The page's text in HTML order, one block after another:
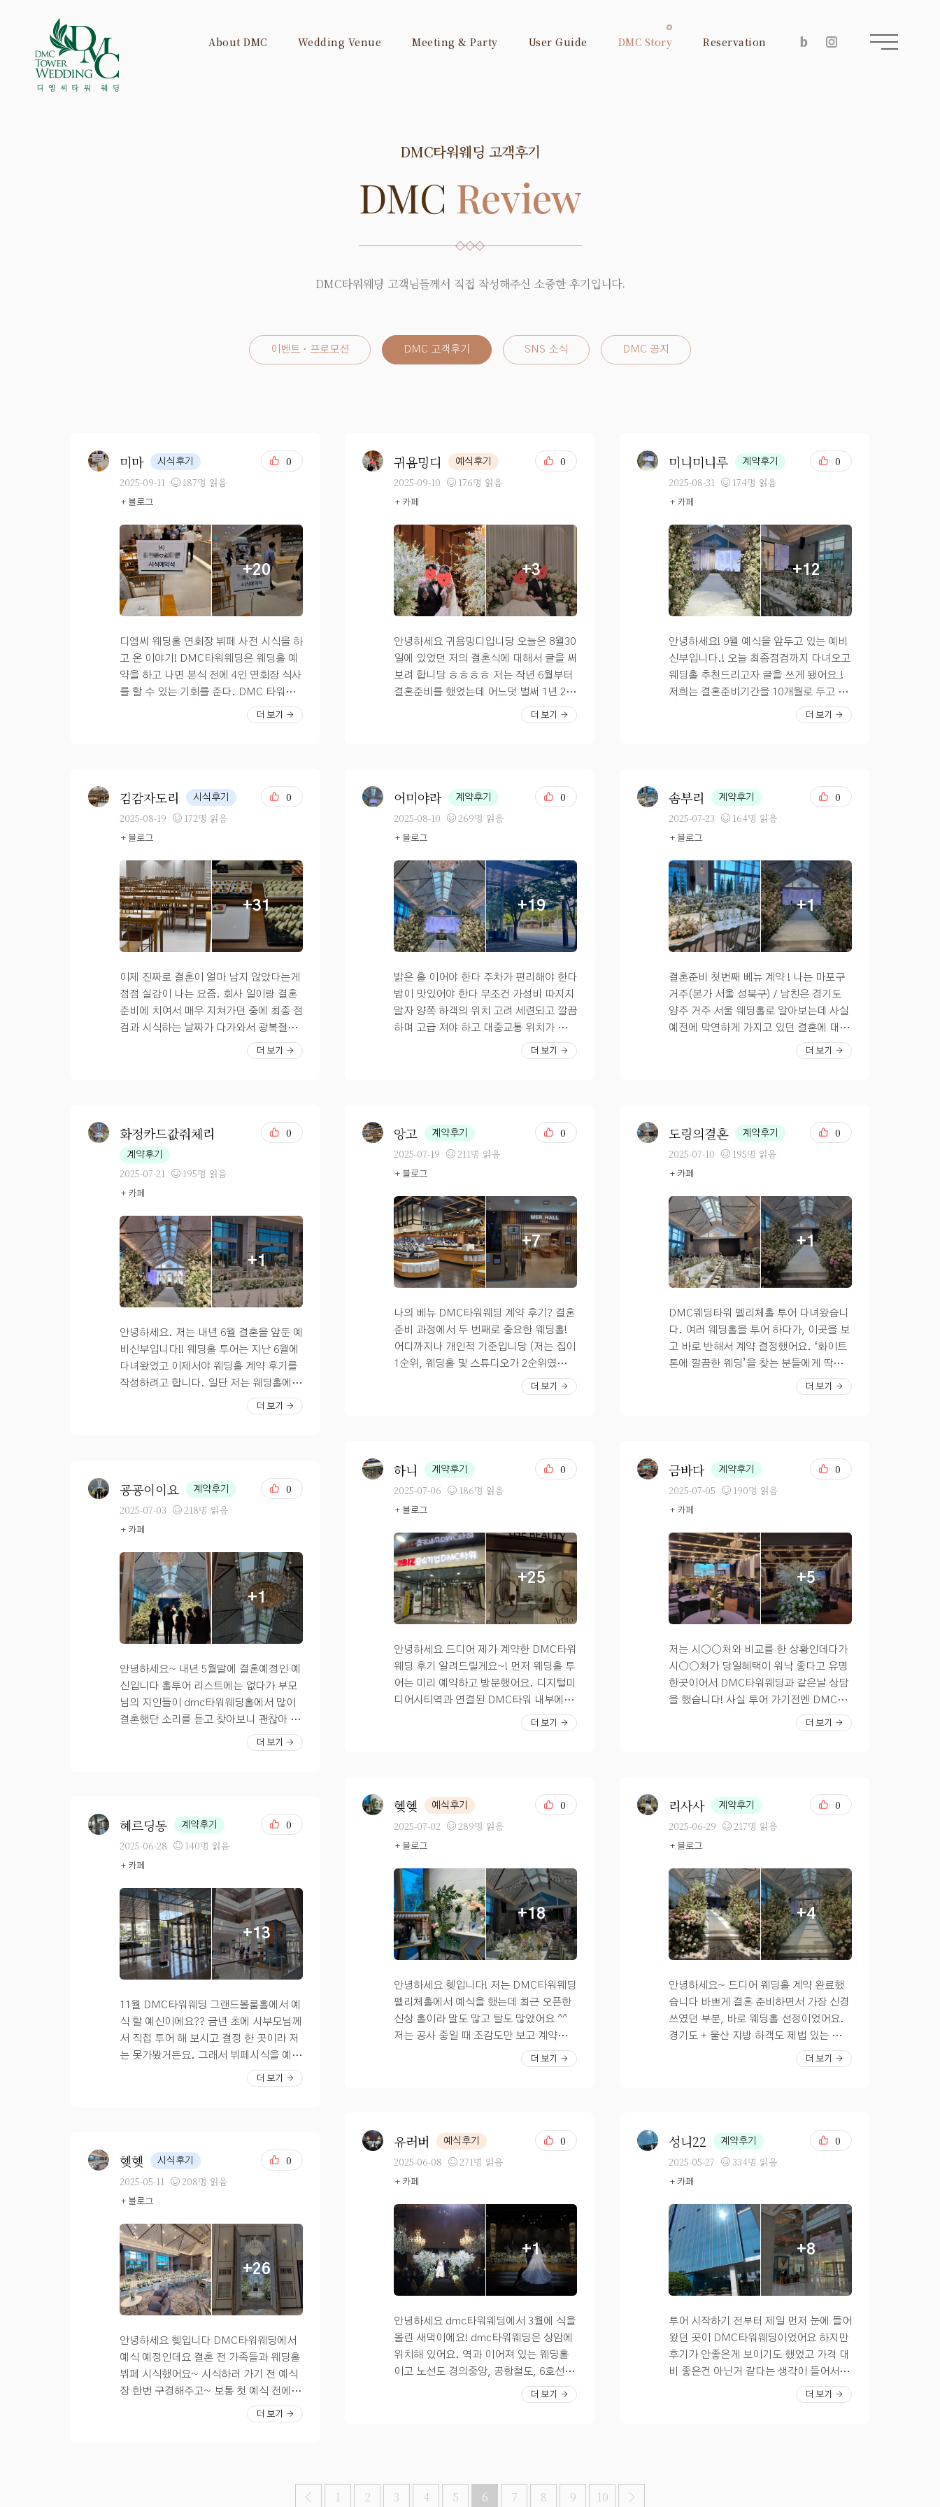
About DMC Wedding Venue Meeting & Party User Guide DMC Story Reservation
DMC타워웨딩 고객후기
DMC Review
DMC타워웨딩 고객님들께서 직접 작성해주신 소중한 후기입니다.
이벤트 · 프로모션 DMC 고객후기 SNS 소식 DMC 공지
미마 시식후기
2025-09-11 187명 읽음
+ 블로그
0
+20
디엠씨 웨딩홀 연회장 뷔페 사전 시식을 하
고 온 이야기! DMC타워웨딩은 웨딩홀 예
약을 하고 나면 본식 전에 4인 연회장 식사
를 할 수 있는 기회를 준다. DMC 타워웨
딩은 연회장이 총 2개로 나뉘어져 있고 사
전 시식은 무조건 오전 10시 30분으로 시
계산실에서 8만원 추가 요금을 내면 먹을
랑 신부 이름으로 예약석을 표시해놓은 테
이블로 안내 받을 수 있었다. 10시 30분이
지만 다이어트 중이었던 예비 신부는 배가
너무 고팠다. ?바로 접시 꽉 채워서 첫 스
타트 시작해버리기 한식, 양식, 중식, 일
식, 디저트 음식 종류가 너무 많아서 하나
씩 다 먹어보고 싶었는데 배가 너무 불러서
실패했다. 아무래도 10시 30분이면 연회
뜻한 온도 유지가 잘 되어 있어서 전체적으
로 맛은 만족스러웠다. DMC타워웨딩 연
회장 시식 할 때 식사를 다 마친 후에는 입
장할 때 받은 설문지에 아쉬운 점과 좋았던
점을 작성해서 제출하면 된다. 엄마는 도
가니탕이 제일 맛있었다고 했고 나는 회 종
었었고 나도 하객으로 왔을 때 음식 괜찮네
라는 생각을 했었기 때문에 다 맛있어서 더
못 먹는게 너무 아쉬웠다. 그래도 몇 가지
단점은 있는데 첫 번째는 커피가 없다. 엄
마가 식사 끝나고 커피 마시고 싶은데~ 해
을 이용해야 한다는 말을 들었다. 디저트
도 떡이랑 빵이랑 마카롱이랑 잔뜩 있는데
이걸 커피 없이 먹는게 너무너무 아쉬웠
다. 두 번째는 과일이 껍질 째 나온다. 키
위가 동그랗게 잘린 채로 나와서 엄마가 이
봤는데 못 먹겠다면서 뱉으셨는데 직원한
테 물어보니 웃으면서 원래 껍질 째 드시는
거에요. 라고 대답했다. 살면서 키위 껍질
째 먹는다는 소리 처음 들어봐서 당황.. 그
렇다고 키위가 반씩 잘려서 수저로 퍼먹는
형태도 아니고 대단히 먹기 곤란하고 불편
는 투썸 가서 커피 따로 먹었다. 디엠씨 웨
딩홀 연회장 시식을 해본 결과 음식 가지수
가 많고 맛은 있었다. 연회장도 웨딩홀 1팀
당 1개씩 사용할 수 있도록 분리되어 있어
커피가 없는 점은 아쉬웠지만, 내가 커피
를 좋아하지 않다보니 웨딩홀 고르는 기준
에 이런 부분을 신경쓰지 못한 게 좀 아쉬
웠다. DMC 타워웨딩이 예식장 위치, 주
차, 음식, 가격 다 좋은데 진짜 단 하나의
글을 보는 사람들은 꼭 참고해서 웨딩홀을
고르면 좋을 것 같다!? 내돈내산 상암 DC
M 타워웨딩 연회장 시식 후기 끝!
더 보기
귀욤밍디 예식후기
2025-09-10 176명 읽음
+ 카페
0
+3
안녕하세요 귀욤밍디입니당 오늘은 8월30
일에 있었던 저의 결혼식에 대해서 글을 써
보려 합니당 ㅎㅎㅎㅎ 저는 작년 6월부터
결혼준비를 했었는데 어느덧 벌써 1년 2개
월이 후딱 가버렸네요 신기합니다 ㅎㅎㅎ
ㅎㅎ 결혼식날 언제오나!~~~ 했는데 오
들도 많이 오는 메이크업 샵이고 화장이 안
떠요!!! 드레스는 디아일에서 했는데, 잔잔
비즈, 화려한것, 독특한것 레이스 실크까
지 다양했으요 식장 DMC타워웨딩홀에서
했는데 정말 음식도 주차도 홀까지 좋았다
고 다들 칭찬이 자자했어요~~ 전문사회자
분도 좋았고, 이모님도 좋았고, 플래너님
도 잘만나서 좋았어요~~ 결혼식 당일날
비가 왔었는데, 딱 제 식전에 멈췄어요 ㅠ
ㅠㅠ 정말 다행이었던 날이었어요~~? 웨
어서 얼굴에 경련이 났었어요 ㅋㅋㅋㅋㅋ
ㅋㅋ 이렇게 해서 저의 결혼식이 끝났고,
만족 스러웠습니당 모두 감사합니다
더 보기
미니미니루 계약후기
2025-08-31 174명 읽음
+ 카페
0
+12
안녕하세요! 9월 예식을 앞두고 있는 예비
신부입니다.! 오늘 최종점검까지 다녀오고
웨딩홀 추천드리고자 글을 쓰게 됐어요_!
저희는 결혼준비기간을 10개월로 두고 진
행을 했었던 것 같아요~! 일단 저희 커플
은 고양시 사람인데 일산 식장은 거기서 거
C 쪽으로 투어를 다녀오게 됐습니다. 마
곡, 발산, DMC는 워낙 지인분들이 많이
하셨지만 저희 부부의 우선순위는 대중교
통이 편리한 곳 밥이 맛있는 곳 우선순위였
어요. 그러다, DMC 펠리체홀이 신설홀이
었고, 평소 야외 웨딩도 꿈꿔왔던지라 조
감도 보고 바로 계약했었습니다. DMC 타
워웨딩 펠리체홀은, 이번년도에 신설된만
큼 많은 부분이 점차적으로 개선되고 있었
는데요. 꽃들이 웅장한 화려한 홀입니다!
부합하는 컨셉이에요 ㅇ_ㅇ 옆에 통창이
있는데요. 저는 이 통창때문에 계약했었어
요. 비 안 오면 미니 정원이 보이고 싶었거
든요. 비가 오면 하얀색이나 회색빛 커튼
을 치고 식을 올릴 수 있어요. 버진로드 옆
고, 무대까지 멀지 않아서 좋았어요 사회
자 석에서 봤을 때의 모습이에요. 네모 테
이블 / 동그라미 테이블 / 일자테이블 적절
하게 섞여있어서 혼자 오시는 분 / 단체로
오시는 분 적절하게 골라 앉으실 수 있어
요.? 펠리체홀은 영상공구가 진행되고 있
어요. 금손 신부님들이 아주 예쁜 영상들
을 만들어주셔서 무대를 열지 않고 야외 정
원 느낌으로도 식을 올릴 수 있어요! 왼쪽
이 금손 신부님께 구매한 영상이고 오른쪽
스크린이 생각보다 커서 뒤에 계신 하객분
들에게도 좋은 화질로 감상하실 수 있겠더
라고요. 저는 야외분위기를 내고 싶어서
스크린으로만 식을 진행하려고 하는데, 취
향에 따라 선택하실 수 있어요. 천장은 이
렇게 오픈형인데, 사진찍을 떄는 닫을 수
달라고 했는데 얼굴 그림자지는 거 없이 예
쁘게 사진 촬영되더라고요~ 친구들도 앉
아서 기다리기 좋을 정도로 쇼파는 넉넉해
요_! 그리고, 신부대기실에는 다과랑 음료
가 준비되어 있어서 신부친구분들은 함께
대기하고 있기 좋겠더라고요. *** 신설이
다보니 신부화장실도 짱 좋고, 락커룸과
혼주 대기실도 짱 좋아요**** ***펠리체
홀은, 새로 생긴 혼주대기실을 무조건 사
용하는지라 부모님도 만족해하셨어요***
가 추가됐어요. 저도 DMC 타워 웨딩홀은
여러번 와봤지만 여기 홀은 못 와봐서 너무
기대되더라고요. 최근 신설된 만큼 깔끔해
졌고, 기존 연회장도 리모델링해서 음식
받아가시는 동선이 편리해졌습니다. 주류
도 생맥주, 소주 다양하게 있고요 음식으
객으로 다녀왔을때도 늘 맛있게 먹고 왔어
합니다*** 저처럼, 고양시에 거주하시거
나 상암 근처로 식장 알아보시는 분들에게
는 펠리체홀 추천드려요! 조만간 식 후기로
돌아오겠습니다_!
더 보기
김감자도리 시식후기
2025-08-19 172명 읽음
+ 블로그
0
+31
이제 진짜로 결혼이 얼마 남지 않았다는게
점점 실감이 나는 요즘. 회사 일이랑 결혼
준비에 치여서 매우 지쳐가던 중에 최종 점
검과 시식하는 날짜가 다가와서 광복절에
맞춰 예식장에 다녀왔답니당. 결혼 전 시
식의 경우 6명 까지 가능하다고 했는데 양
훨씬 넓고 쾌적해진 느낌인데, 전체적으로
식장과 식당을 모두 리모델링 해서 깔끔하
고 화사해서 무척이나 마음에 들었어요.?
이전에는 조금 칙칙한 느낌이었다면 지금
은 엄청 잘 정돈된 느낌이랄까? 딱 어머님
무래도 다들 결혼식에 다녀오면 가장 많이
하는 얘기가 밥이 어땠는지였기 때문에 나
도 밥은 꼭 맛있는 곳에서 결혼해야지 하고
생각했었는데 DMC타워웨딩 뷔페는 평이
좋아서 꽤나 기대가 됐었다. 일단 한바퀴
로 부르스게타나 샌드위치, 치즈 같은 것
들도 준비가 되어 있어서 괜찮아 보였음!
그리고 바로 초밥 코너로 한번 가봤는데 여
기는 초밥이 굉장히 신선해서 맛있었다! 냉
동으로 쓰는 곳도 많은데 여기는 퀄리티를
위해서인지 바로바로 초밥을 만들어서 몇
맛있었고 소스도 일반 간장이 아니라 참기
름이 살짝 들어가 있어서 진짜 광어 무한으
로 먹게 됐다. 한식 종류도 빼놓을 수 없는
데 어르신들을 위한 한식 반찬 종류가 생각
부터 시작해서 나물과 반찬이 있었는데 나
는 특히 저 간장새우가 너무나도 별미였다
>< 새우가 신선해서 비린맛 전혀 하나도
없었고 통통 쫄깃한게 완전 내 스타일었
음. DMC타워웨딩 뷔페에는 국수도 무려
잔치국수 부터 시작해서 즉석에서 만들어
주는 쌀국수와 물회 까지 준비가 되어 있었
는데요! 같이 간 이모께서 어른들은 잔치
날에 꼭 국수를 드시니까 먹어보라고 하셔
서 저도 한번 먹어봤는데 역시나 너무 맛있
?특히 동생이 새우를 먹어보더니 꽤나 맛
있다고 몇번을 가져다가 먹는걸 보니까 저
절로 흐뭇해졌답니다. 그리고 대망의 DM
C타워웨딩 뷔페 그릴 코너인데 LA갈비 부
구이 까지 다양하게 준비가 되어 있었는데
요! 저는 특히 LA 갈비와 닭구이가 완전 제
스타일이었어요! 닭구이가 겉바속촉 하면
서 부드러운게 딱 제 입맛에 맞더라구요~
그리고 제가 제일 많이 먹은 새우튀김ㅋㅋ
렇게 바로 앞에서 튀겨주니까 진짜 너무 맛
있는거 있죠ㅠ 다른 튀김도 종류가 다양했
는데 저는 새우튀김 한 종류만 엄청 가져다
가 먹은거 같아요ㅋㅋ 그 외에 양식이랑
중식 코너도 있었는데 다 너무 맛있어서 그
~! 국 종류도 여러개 라서 국 없으면 밥 못
드시는 저희 할무니도 딱 좋아할 것 같더라
구요. 스프나 죽도 종류가 여러개라 골라
서 먹는 재미가 있었달까요? 그 다음으로
도 열심히 제가 한번 먹어봤는데, 일단 케
이크 종류가 정말 많았고 일반적인 결혼식
뷔페 퀄리티 보다는 좀 더 좋은 퀄리티였던
것 같아요. 거기다가 과일은 정말 엄청 신
선해서 후식으로 얘기하면서 먹기에 딱 좋
위한 술 코너도 물론 있었는데, 소주 코너
바로 옆에 맥주 기계가 있어서 원하는 만큼
맥주를 뽑아서 마실 수 있도록 되어 있더라
구요~! 음료도 원하는 만큼 마실 수 있도
록 되어 있어서 굉장히 만족스러운 시식이
더 보기
어미야라 계약후기
2025-08-10 269명 읽음
+ 블로그
0
+19
밝은 홀 이어야 한다 주차가 편리해야 한다
밥이 맛있어야 한다 무조건 가성비 따지지
말자 양쪽 하객의 위치 고려 세련되고 깔끔
하며 고급 져야 하고 대중교통 위치가 좋아
야 하면서 홀 내 동선이 편리해야 하고 식
진행 시간도 넉넉해야 하는 등…… 저에게
도 없다네요 주차도 아주 좋아요. 500대라
올해 초 새로 지은 곳이라 아주 깔끔하고,
부대시설이 잘 되어있습니다. 한복 집도
있고~ 혼주 대기실도 있고~ 수유실도 있
어요~ 지금은 연회장 공사 중이라 예식이
없어 꽃 장식이 빠져있습니다. 전반적으로
조화에 생화가 좀 추가 추가 된다고 하는데
요~ 지금도 충분히 풍성합니다 밝고, 넓
고, 훤~ 해요 착석은 237석 이래요. 저희
까 봐 걱정되지만 띄엄 띄엄 앉으면 괜찮을
거라 하셨습니다… 사회자도 포함, 피아노
4중주?도 포함, 식전영상, 대절버스 주차
및 진행요원 안내 등등 여러가지로 서비스
는 중이라는데 밝아지니 훨씬 좋네요!! 전
니다. 연회장은 지하1층이지만 엘베이터
가 8대나 있어 괜찮을듯 합니다. 여러 가지
비교했을 때 (위치, 밥, 등등) 저에게 최선
이었어요. 개인적인 욕심을 빼고 보면 웨
딩에 필요한 여러 가지가 잘 갖춰져있는 곳
이라고 생각합니다. 처음 계약한 웨딩홀은
후기를 남길 마음이 안 생기더라니… 웨딩
홀을 바꾸라는 암시의 꿈도 꾸더라니… 디
엠씨 펠리체가 운명이려나 봅니다
더 보기
솜부리 계약후기
2025-07-23 164명 읽음
+ 블로그
0
+1
결혼준비 첫번째 베뉴 계약 ! 나는 마포구
거주(본가 서울 성북구) / 남친은 경기도
양주 거주 서울 웨딩홀로 알아보는데 사실
예전에 막연하게 가지고 있던 결혼에 대한
로망을 생각해보면 야외웨딩이나 하우스
C타워웨딩 서울특별시 마포구 성암로 189
중소기업디엠씨타워 2층 2층으로 가면 상
담실 여러개가 있고 친절하게 안내해주셨
다 먼저 직원분이 홀이랑 시설 투어를 해주
시면서 안내를 해주시고 상담실로 돌아와
서 상담실장님이 희망일자/ 시간대 / 보증
인원/을 물어보시고 견적을 보여주셨다 우
선 우리는 1년 1개월정도 전에 상담을 간
거라 웬만한 주말 점심시간대는 다~ 아직
남아있었고 우리가 원하는 날짜와 시간으
에는 밝은홀할지 어두운홀 할지도 결정을
못했었다 그런데 실제로 홀을 보고 나니 그
랜드볼룸, 라피네홀을 봤을때는 음~ 이러
고 그냥 아무런 느낌이 없었는데 4층 펠리
체홀을 보고 나니 실물이 너무 너무 예뻤다
오빠랑 나랑 동시에 보고 바로 반함..! 진
보다 좀 비싸다고 생각했지만 대체공휴일
전날 예식으로 하니 생각보다 가격 메리트
가 좋아서 일요일 점심시간대 예식으로 결
정!! 교통도 디지털미티어시티(6호선, 공
항철도) 출구랑 바로 연결되어있고 주차도
널널하고 연회장도 2개 있는데 현재 확장
공사중이라 그점도 괜찮았다 후기들 보면
밥도 맛있다함!! 그리고 각 홀마다 개별 로
비가 있어서 좋았고 신부대기실, 홀 모두
층고가 높고 개방감이 뛰어났다 (홀 층고
간이 많이 남았으니 더더 예뻐졌으면....
더 보기
화정카드값줘체리
계약후기
2025-07-21 195명 읽음
+ 카페
0
+1
안녕하세요. 저는 내년 6월 결혼을 앞둔 예
비신부입니다!! 웨딩홀 투어는 지난 6월에
다녀왔었고 이제서야 웨딩홀 계약 후기를
작성하려고 합니다. 일단 저는 웨딩홀에
대한 로망은 없었지만 밝은홀이였으면 좋
겠다라는 생각이 있어서 밝은홀을 보고 있
고 있었는데 막상 6월에 웨딩홀 투어를 가
보니 이미 거의 6월까지도 대부분 웨딩홀
이 마감되었더라구요,,,? 그래서 차라리
그럼 남아있는 날짜들중에 가장 빠른 6월
을 하자고 했었고 웨딩홀 투어 당일 DMC
타워웨딩을 가장 먼저 갔었는데 바로 계약
을 하게 되었습니다. 일단 예비남편과 웨
딩홀을 고를때 가장 중요하게 생각했던게
3개 1.교통,주차 2.밥 3.예산 이였습니다.
DMC타워웨딩은 일단 DMC역에서 바로
자차로 오시는 분들도 주말에 1000대 이상
수용 가능해서 1번 조건에 아주 적합했습
니다. 또한 주변 지인들이 DMC타워웨딩
을 꽤나 많이 다녀왔었는데 밥이 맛있다고
도 중요하잖아요?ㅠㅠ 펠리체홀이 생긴지
결국에는 펠리체홀로 계약하게 되었습니
체홀이 눈에 들어오더라구요. 워낙에도 밝
은홀을 선호했었고, 딱 펠리체홀 들어가는
순간 아 여기다,,, 내 베뉴다,, 라는 느낌적
인 느낌^^,, 이후 다른 웨딩홀들을 돌아다
녀봤지만 제 눈에 들어오지 않았습니다.
(이건 예랑이도 의견이 동일했어요!) 정말
높은층고 와 웅장 그 자체인 홀느낌. 그리
고 신부대기실도 깔끔 그자체. DMC타워
이라는점도 너무 좋았어요. 다만, 한가지
아쉬운게 있다면 다른 웨딩홀들을 갔을때
는 연회장 혼주석이 따로 분리되어있더라
구요(방으로 따로) 연회장이 좀 올드한 느
낌이 나는건 사실이지만 8월이후에 리모델
링한다면 더 괜찮아지지않을까 생각듭니
더 보기
앙고 계약후기
2025-07-19 211명 읽음
+ 블로그
0
+7
나의 베뉴 DMC타워웨딩 계약 후기? 결혼
준비 과정에서 두 번째로 중요한 웨딩홀!
어디까지나 개인적 기준입니당 (저는 집이
1순위, 웨딩홀 및 스튜디오가 2순위였어
타 이상 * 하객들이 귀한 시간내어 우리 둘
을 위해 오시는데 밥은 무조건 후기가 좋은
곳으로 찾자하여 웨딩홀 식사 후기 검색
+동생이 직접 하객으로 !! 방문했었던 후기
를 종합 ㅎㅎ 참고로 우연찮게도 동생 친
구가 최근에 식을 올린 곳이어서 따끈따끈
한 찐후기를 들을 수 있었다 ! 그리고 동생
친구의 지인들 역시 꽤 많이 식을 올린 곳
이었다고 함 ㅋㅋ 그만큼 어느정도는 보장
된 느낌이라 다행이었다. 웨딩홀 투어날
지에서 캡처한 위치 안내문 입니당 :) * 교
통/주차 편리 * 6호선, 경의중앙, 공항철도
연결 8번 출구와 연결되어 바로 건물 진입
가능 우린 지방에서 오시는 친인척분들이
꽤 계시기에 교통 및 주차 역시 중요한 부
분포 되어있는 내 친구들에겐 멀긴 멀다
ㅠㅠ 미안하고 미리 고마워 웨딩홀 투어날
직접 찍은 사진입니당:) * 혼주 한복 및 헤
메 연계 (가람한복, 아리스토) * 혼주 헤어
메이크업의 경우 홀과 연계된 곳, 웨딩홀
과 같은 건물에 있는 곳을 원했다. (웬만하
면!) 어른들의 동선은 무조건 편해야한다
고 생각하던 1인. 그리고 헤메샵은 연계되
어 있어도 한복까지 연계된 곳은 잘 없던데
DMC타워웨딩의 경우 혼주 한복까지 같은
능하다는 점이 큰 메리트로 느껴졌다 투어
날 직접 찍은 사진 입니다 :) DMC타워웨
딩 2층 그랜드볼룸홀 * 어두운홀 * 나는
처음엔 당연히(?) 어두운홀이지! 라고 생
은 홀도 꽤 매력있고 이뻐서 어떤 홀이든
~? (말하다 보면 느껴짐ㅎ.ㅎ) 내가 무조
건 밝은 홀 해야해! 라는 입장이 아니었기
DMC타워 그랜드볼룸홀 후기를 보고 맘에
들어 플래너님께 제일 먼저 상담을 잡아달
라 말씀드린 곳이다!? 우리는 이렇게 제일
먼저 픽했던 웨딩홀을 첫 투어로 다녀오고
그날 바로 당일 계약까지 완료하고 왔다 D
MC타워웨딩 투어 전에 웨딩홀 담당 플래
너님이 우리가 상담 잡아달라한 곳이 여기
우리보다도 더 걱정하셨는데 다행히 남자
친구와 나의 의견도 잘맞았고 생각보다 더
맘에 들어서 그대로 계약 끝! ?아쉬운 점은
DMC타워웨딩의 경우 80분 간격 예식이
시간상으로 타이트할까봐 걱정이 된다 그
더 보기
도링의결혼 계약후기
2025-07-10 195명 읽음
+ 카페
0
+1
DMC웨딩타워 펠리체홀 투어 다녀왔습니
다. 여러 웨딩홀을 투어 하다가, 이곳을 보
고 바로 반해서 계약 결정했어요. ‘화이트
톤에 깔끔한 웨딩’을 찾는 분들에게 딱이
비가 넓고 깔끔해서 하객 맞이하기에 부담
둥이 없어 개방감이 뛰어나고, 자연광이
잘 들어와 전체적으로 따뜻하고 환한 분위
기였습니다. 커튼으로 창문을 가리고 입장
했다가 이쁜 타이밍에 커튼을 열면서 뭔가
연출하면 좋을거같았습니다. 버진로드도
생각보다 훨씬 예쁘고 은은한 고급스러움
이 있었어요. 신부대기실도 독립적이면서
아늑한 느낌이라 예식 전 대기하기에 불편
함 없어 보였고요. 동선도 비교적 단순해
서 하객들이 헷갈릴 일도 없을 듯했어요. ?
은 뷔페 스타일로 구성돼 있는데 구성도 다
양하고 맛에 대한 후기도 좋아서 기대가 됐
습니다. ? 상담해주신 플래너님도 매우 친
절하고 현실적인 설명을 해주셔서, 투어
가본 입장에서 궁금했던 점들이 대부분 해
소됐어요. 무엇보다도 예식 간격이 넉넉해
습니다. 실속과 안정감 있는 웨딩을 원하
신다면 펠리체홀 충분히 고려해볼 만한 곳
이에요. 실물 보니 생각보다 훨씬 만족스
러웠습니다.
더 보기
하니 계약후기
2025-07-06 186명 읽음
+ 블로그
0
+25
안녕하세요 드디어 제가 계약한 DMC타워
웨딩 후기 알려드릴게요~! 먼저 웨딩홀 투
어는 미리 예약하고 방문했어요. 디지털미
디어시티역과 연결된 DMC타워 내부에 있
중교통으로 오는 하객 분들도 편히 접근할
엠씨타워 2층 주차 가능 교통 좋고 밥 맛있
는 작은 육각형홀 상담실 내부 차 종류도
내어주셔서 편안히 상담했어요.ㅎㅎ? 내
부에 전문 뷰티샵도 있어서 혼주 헤어메이
크업도 따로 예약하면 가능했어요 ! 저희도
아마 여기서 하지 않을까 생각합니다. 여
기는 혼주 대기실! 굉장히 넓직하죠? 정신
없는 예식 준비중에 잠깐이라도 부모님들
께서 편안히 쉬실 수 있을 것 같아서 안심
됐어요. 2층 그랜드볼룸홀 2층 그랜드볼룸
요. 대신 신부대기실이 좀 공개되어있는
편이라 저처럼 I 성향 신부에게는 부담될
수 있어요. ^^ 들여다보는 사람들 모두 눈
마주칠 수 있는 구조,, 신부대기실 안쪽에
화장실이 있어서 화장실 자주 가는 저로서
는 안심됐어요. 굉장히 웅장하고 예뻤던 2
1층에는 요렇게 연주대가 있어서 예식이
있는 날에는 바이올린 3중주 연주를 계속
해주더라구요. 4층 펠리체홀 깔끔한 펠리
체홀 포토테이블 :) 생화 장식도 가득해서
좋았어요. 솔직히 꽃장식은 엄청 화려한
편은 아님 ㅎ 그치만 깔끔한 걸 선호해서
저는 ㄱㅊ았어요 홀에 일찍 도착하면 있는
예비신부대기실! 여기도 마찬가지로 깔끔
해서 좋았어요. 4층 펠리체홀은 2025년도
5월에 새로 재단장한 홀이어서 깔끔하단
기실! 층고 높고 샹들리에 예쁘고 꽃 장식
까지 딱 제 취향이었어요. ㅎㅎ 깔끔하게
화장실도 되어 있다는 사실~!? 지금은 꺼
져있는 화면이지만 실제 예식 때는 저기에
신랑, 신부 사진을 걸어줍니다. 저는 투어
일주일 전 디엠씨타워웨딩을 워크인으로
더 보기
금바다 계약후기
2025-07-05 190명 읽음
+ 카페
0
+5
저는 시○○처와 비교를 한 상황인데다가
시○○처가 당일혜택이 워낙 좋다고 유명
한곳이어서 DMC타워웨딩과 같은날 상담
을 했습니다! 사실 투어 가기전엔 DMC타
워웨딩이 총 단가가 더 비쌀거라고 예상을
히는 날이라서 사실 많이 비싸거나 예약이
어려울것까지 예상하고 갔는데 식대나 대
관료 당일혜택이 나쁘지 않았습니다. 그리
고 어쩌면 여기 밝은 신상홀이 생기면서 그
랜드 볼룸 홀을 조금더 할인해준거려나?
싶은 생각도 들더라구요~ 그래서 어두운
홀 생각하시는 분이라면 DMC타워웨딩 투
어 해보시길추천해요! 계약을 한데 있어서
가장 큰 이유는 솔직히 교통 주차였습니
다. 건물이 큰 만큼 지하주차장이 넓게 빠
그리고 혹여 주차장이 꽉차더라도 옆 건물
(걸어서 2분거리) 지하주차장도 사용이 가
능한 상황이다보니 주차로 욕먹을(?)일은
없겠다 싶었습니다. 공항철도쪽으로 지하
철역 내부와 연결된 점도 마음에 들었어요!
우리모두 하객해봐서 역이랑 멀면 뚜벅이
너무 투박한데요 그래도 뷔페 후기가 워낙
상타치더라구요. 저는 계속 입장바꿔서 내
이 중요했지. 이런 생각을 하면서 결정하
게되었어요 ㅎㅎ 교통 주차 밥 이 3박자가
최우선으로 중요하다! 싶은 분들은 dmc타
워웨딩 알아보시길 추천합니다. 전 당일계
약 후회 하지 않아요~~!!
더 보기
굥굥이이요 계약후기
2025-07-03 218명 읽음
+ 카페
0
+1
안녕하세요~ 내년 5월말에 결혼예정인 예
신입니다 홀투어 리스트에는 없다가 부모
님의 지인들이 dmc타워웨딩홀에서 많이
결혼했단 소리를 듣고 찾아보니 괜찮아 보
여서 가장 먼저 들린 곳입니다 여기도 예랑
이랑 저랑 한번에 올 수 있는 코스여서 지
홀 중에서 여기가 가장 정상가 기준 견적이
높게 나와서(타 웨딩어플로 금액확인) 이
걸 봐야 하나 말아야 하나 고민을 엄청 했
었는데 보는덴 돈 안 든단 생각에 일단 가
보자! 하고 다녀왔어요 ㅋㅋ 이동이 편하
고 상담사님도 차분하신 분을 배정 받아서
홀투어 하는 동안 긴장할 거 없이 편하게
상담받고 왔네요 계약도 dmc타워웨딩홀
로 했는데 자세한건 계약후기로 풀어볼게
요? 신상 홀인 펠리체체홀로 계약했고, 밝
이슈가 많던걸로 아는데 제가 가서 봤을 때
는 크게 거슬리는거 없이 좋았어요 홀이 야
외느낌도 나고 층고도 적당하더라구요 옛
날부터 샹들리에를 되게 좋아했는데 홀 안
에 있는 샹들리에가 너무 예쁘게 반짝여서
사진으로 담아봤는데 실물이 안 담기네요
하는데 많이 힘들었어요 앉아서 먹어버리
고 싶은 마음뿐 ㅋㅋ 지치셨나요? (네)?
밝은 홀 원하시는 분들은 dmc웨딩홀 펠리
체홀 추천드립니다!
더 보기
혲혲 예식후기
2025-07-02 289명 읽음
+ 블로그
0
+18
안녕하세요 혲입니다! 저는 DMC타워웨딩
펠리체홀에서 예식을 했는데 최근 오픈한
신상 홀이라 말도 많고 탈도 많았어요 ^^
저는 공사 중일 때 조감도만 보고 계약했었
는데, 공사가 끝난 후 조감도와 다른 부분
들이 있어서 그래도 DMC타워웨딩에서 의
길게요 포토테이블은 큰 액자를 놓는 이젤
1개, 작은 사진을 넣을 수 있는 액자 5개가
있어요 액자 프레임이 깔끔한 편이라 좋았
고 테이블 디자인은 조금 구린 편이지만...
그래도 꽃이 많아서 보기 괜찮습니다 펠리
체홀의 가장 큰 매력 포인트는 하늘에 있는
창과 양쪽 통창으로 들어오는 챠르르르한
햇살이라고 생각해요? 정말 다행스럽게도
결혼식날 날씨가 좋아서 푸른 하늘과 햇살
이 가득할 때 예식을 올렸어요 버진로드 입
생화는 아니지만 조화와 생화 비율이 적절
해서 이질감없고, 조화롭게 잘 어울리더라
구요 테이블마다 생화가 있어서 예식장 내
에 생화 향기가 가득한 것도 좋았다는 하객
분들의 후기도 많이 들었어요!! 양 옆에 있
는 통창으로는 나무가 보여서 예뻐요 유리
더 보기
리사사 계약후기
2025-06-29 217명 읽음
+ 블로그
0
+4
안녕하세요~ 드디어 웨딩홀 계약 완료했
습니다 바쁘게 결혼 준비하면서 가장 신경
쓰였던 부분, 바로 웨딩홀 선정이었어요.
경기도 + 울산 지방 하객도 제법 있는 편이
라 위치, 교통, 식사, 홀 분위기, 예산까지
고려해야 할 게 너무 많았거든요 그래서 처
니다! 사실 DMC타워웨딩은 처음부터 위
시리스트에 있던 곳은 아니었어요. 오히려
SNS나 웨딩카페에서 보던 유명 웨딩홀들
위주로 투어를 계획했었거든요. 그런데 어
느 날 우연히 플래너님이 추천해주셔서,
가볍게 투어라도 해보자~ 하고 방문했다
가 실물 보고 완전 반해서 바로 계약하게
됐답니다! 1. 교통 진짜 최고! 지방 하객까
지 배려한 접근성 제가 이곳을 선택한 가장
큰 이유 중 하나는 압도적인 교통 편의성이
개 노선 이용 가능 서울역에서 단 2정거장
거리! → KTX 이용하는 지방 하객도 오기
편해요 DMC역과 실내 연결되어 있어, 비
오는 날이나 여름/겨울에도 외부 이동 필
면 기억에 남는 건 예식이 아니라 고생한
더 보기
혜르딩동 계약후기
2025-06-28 140명 읽음
+ 카페
0
+13
11월 DMC타워웨딩 그랜드볼룸홀에서 예
식 할 예신이에요?? 금년 초에 시부모님께
서 직접 투어 해 보시고 결정 한 곳이라 저
는 못가봤거든요. 그래서 뷔페시식을 예약
하면서 투어도 같이 했답니다? 우선 접근
성, 뷔페가 맛있다는 평이 많더라구요! 평
치 해 있었어요. 2층 홀 반대편에는 ATM
볼룸홀 앞에 대기실 푸릇하고 너무 개방감
이 좋았어요. 겨울에도 이대로 꾸며 져 있
을 지 궁금했어요 곧 예직 전이라 포토테이
블도 꾸며져있었어요. 포토테이블은 조금
어두운 느낌이라 작은 사진들은 눈길이 잘
안가더라구요ㅠㅠ 홀 꽃장식은 화이트 생
화+조합 이였는데 고급지고 예뻤어요!! 음
악을 직접 편집하고 싶어서 버진로드를 한
식때는 조금 더 천천히 걸어야 겠다 생각했
어요 이제 대망의 뷔페 시식을 하러 가볼까
용 여름이라 그런 지 물회가 정말 맛있었
고, 스테이크는 정말 부드러웠어요! 역시
뷔페맛집 이라는 소문이 사실이였어요 그
리고 소주도 종류별로 비치 되어 있었구요
더 보기
유러버 예식후기
2025-06-08 271명 읽음
+ 카페
0
+1
안녕하세요 dmc타워웨딩에서 3월에 식을
올린 새댁이에요! dmc타워웨딩은 상암에
위치해 있어요. 역과 이어져 있는 웨딩홀
이고 노선도 경의중앙, 공항철도, 6호선 3
개의 노선이 다녀서 지방에서 오는 하객분
들도 편하게 오실 수 있는 곳이라 생각해
더 보기
성니22 계약후기
2025-05-27 334명 읽음
+ 카페
0
+8
투어 시작하기 전부터 제일 먼저 눈에 들어
왔던 곳이 DMC타워웨딩이었어요 하지만
후기가 안좋은게 보이기도 했었고 가격 대
비 좋은건 아닌거 같다는 생각이 들어서 배
제했었다가 다른 곳들 쭉 돌아보니 자꾸 D
MC에 미련이 남더라구요 하지만 상담 예
더 보기
혲혲 시식후기
2025-05-11 208명 읽음
+ 블로그
0
+26
안녕하세요 혲입니다 DMC타워웨딩에서
예식 예정인데요 결혼 전 가족들과 웨딩홀
뷔페 시식했어요~ 시식하러 가기 전 예식
장 한번 구경해주고~ 보통 첫 예식 전에
시식이라 일찍 가야하는데 제가 예약한 날
은 첫 예식이 오후라서 11:50에 시식을 할
더 보기
1 2 3 4 5 6 7 8 9 10